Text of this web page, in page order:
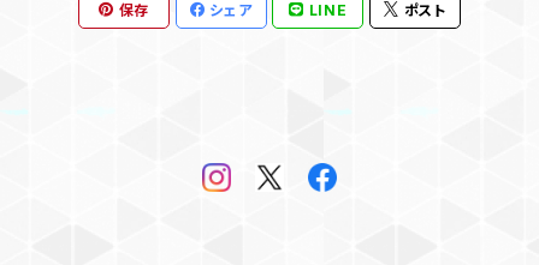
保存 シェア LINE ポスト